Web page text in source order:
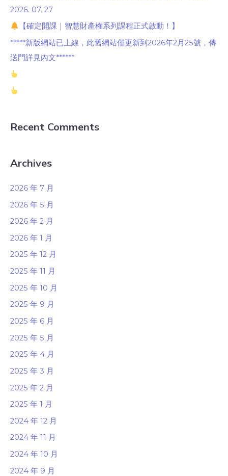
2026. 07. 27
【確定開課｜智慧財產權系列課程正式啟動！】
*****新版網站已上線，此舊網站僅更新到2026年2月25號，傳
送門詳見內文******
Recent Comments
Archives
2026 年 7 月
2026 年 5 月
2026 年 2 月
2026 年 1 月
2025 年 12 月
2025 年 11 月
2025 年 10 月
2025 年 9 月
2025 年 6 月
2025 年 5 月
2025 年 4 月
2025 年 3 月
2025 年 2 月
2025 年 1 月
2024 年 12 月
2024 年 11 月
2024 年 10 月
2024 年 9 月